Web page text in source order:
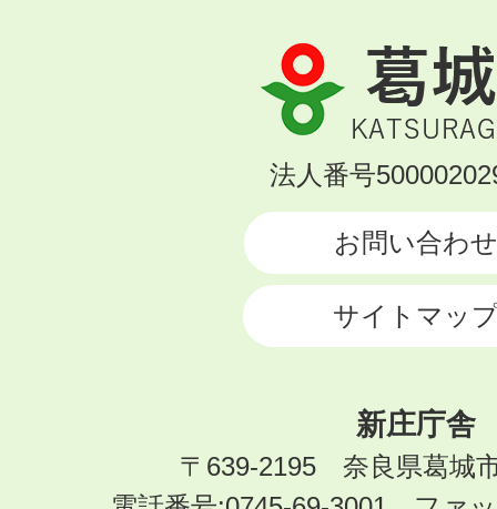
葛
城
市
KATSURAGI
法人番号
お問い合わせ
サイトマッ
新庄庁舎
〒639-2195 奈良県葛城